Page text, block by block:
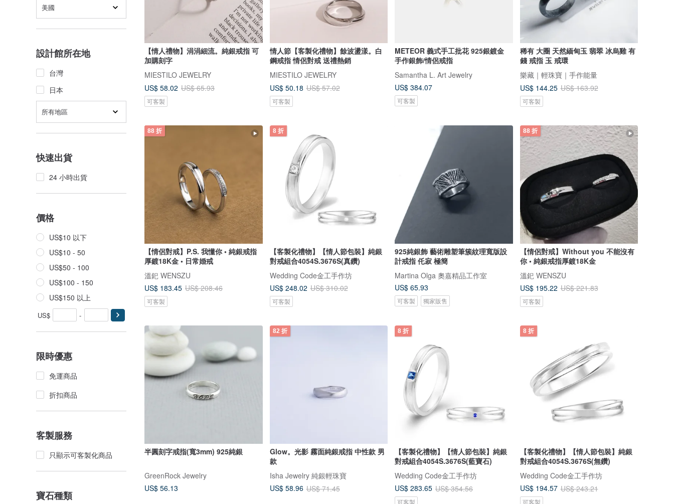
美國
設計館所在地
台灣
日本
所有地區
快速出貨
24 小時出貨
價格
US$10 以下
US$10 - 50
US$50 - 100
US$100 - 150
US$150 以上
US$ -
限時優惠
免運商品
折扣商品
客製服務
只顯示可客製化商品
寶石種類
【情人禮物】涓涓細流。純銀戒指 可
加購刻字
MIESTILO JEWELRY
US$ 58.02 US$ 65.93
可客製
情人節【客製化禮物】餘波盪漾。白
鋼戒指 情侶對戒 送禮熱銷
MIESTILO JEWELRY
US$ 50.18 US$ 57.02
可客製
METEOR 義式手工批花 925銀鍍金
手作銀飾/情侶戒指
Samantha L. Art Jewelry
US$ 384.07
可客製
稀有 大圈 天然緬甸玉 翡翠 冰烏雞 有
錢 戒指 玉 戒環
樂藏｜輕珠寶｜手作能量
US$ 144.25 US$ 163.92
可客製
88 折
【情侶對戒】P.S. 我懂你 • 純銀戒指
厚鍍18K金 • 日常婚戒
溫釲 WENSZU
US$ 183.45 US$ 208.46
可客製
8 折
【客製化禮物】【情人節包裝】純銀
對戒組合4054S.3676S(真鑽)
Wedding Code金工手作坊
US$ 248.02 US$ 310.02
可客製
925純銀飾 藝術雕塑筆簇紋理寬版設
計戒指 仛寂 極簡
Martina Olga 奧嘉精品工作室
US$ 65.93
可客製 獨家販售
88 折
【情侶對戒】Without you 不能沒有
你 • 純銀戒指厚鍍18K金
溫釲 WENSZU
US$ 195.22 US$ 221.83
可客製
半圓刻字戒指(寬3mm) 925純銀
GreenRock Jewelry
US$ 56.13
82 折
Glow。光影 霧面純銀戒指 中性款 男
款
Isha Jewelry 純銀輕珠寶
US$ 58.96 US$ 71.45
8 折
【客製化禮物】【情人節包裝】純銀
對戒組合4054S.3676S(藍寶石)
Wedding Code金工手作坊
US$ 283.65 US$ 354.56
可客製
8 折
【客製化禮物】【情人節包裝】純銀
對戒組合4054S.3676S(無鑽)
Wedding Code金工手作坊
US$ 194.57 US$ 243.21
可客製